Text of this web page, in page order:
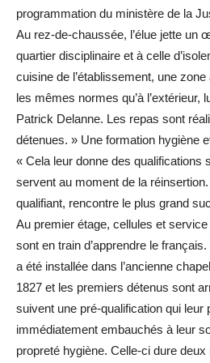
programmation du ministère de la
Au rez-de-chaussée, l’élue jette un
quartier disciplinaire et à celle
cuisine de l’établissement, une
les mêmes normes qu’à l’extérieur,
Patrick Delanne. Les repas sont
détenues. » Une formation hygiène
« Cela leur donne des qualifications
servent au moment de la réinsertion.
qualifiant, rencontre le plus grand
Au premier étage, cellules et
sont en train d’apprendre le
a été installée dans l’ancienne
1827 et les premiers détenus sont
suivent une pré-qualification qui leur
immédiatement embauchés à leur
propreté hygiène. Celle-ci dure